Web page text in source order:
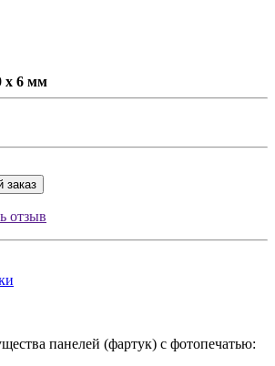
x 6 мм
заказ
отзыв
панелей (фартук) с фотопечатью: